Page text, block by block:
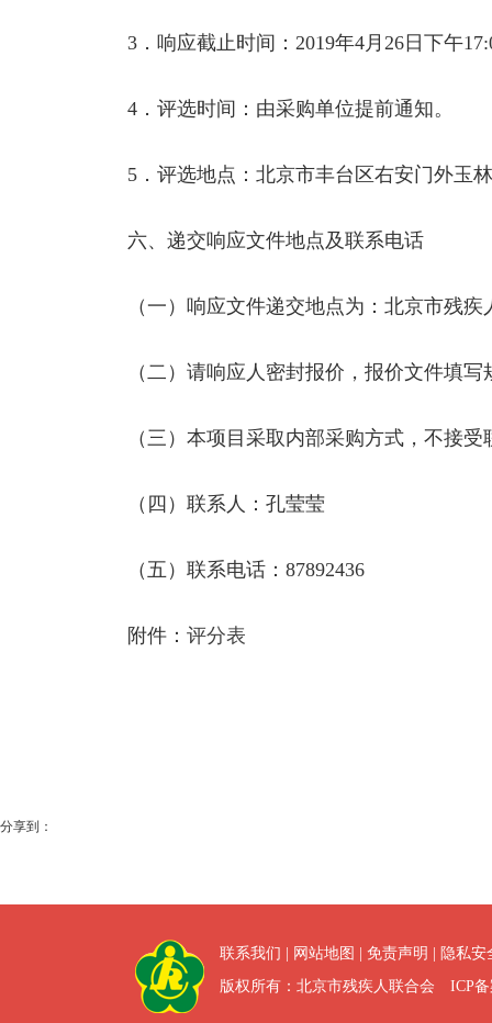
3．响应截止时间：2019年4月26日下午
4．评选时间：由采购单位提前通知。
5．评选地点：北京市丰台区右安门外玉林
六、递交响应文件地点及联系电话
（一）响应文件递交地点为：北京市残疾
（二）请响应人密封报价，报价文件填写
（三）本项目采取内部采购方式，不接受
（四）联系人：孔莹莹
（五）联系电话：87892436
附件： 评分表
分享到：
联系我们 网站地图 免责声明
隐私
版权所有：北京市残疾人联合会 ICP